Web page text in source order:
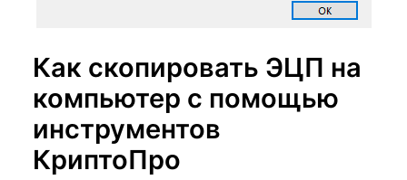
Как скопировать ЭЦП на
компьютер с помощью
инструментов
КриптоПро